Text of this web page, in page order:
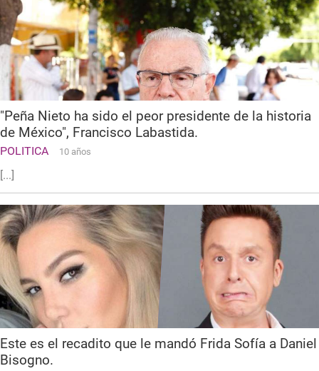
"Peña Nieto ha sido el peor presidente de la historia
de México", Francisco Labastida.
POLITICA 10 años
[...]
Este es el recadito que le mandó Frida Sofía a Daniel
Bisogno.